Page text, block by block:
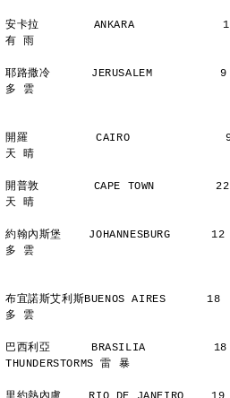
安卡拉        ANKARA
有 雨
耶路撒冷      JERUSALEM
多 雲
開羅          CAIRO
天 晴
開普敦        CAPE TOWN
天 晴
約翰內斯堡    JOHANNESBURG
多 雲
布宜諾斯艾利斯BUENOS AIRES
多 雲
巴西利亞      BRASILIA
THUNDERSTORMS 雷 暴